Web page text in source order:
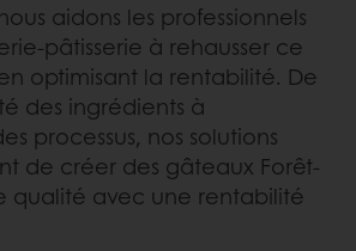
aidons les professionnels
pâtisserie à rehausser ce
optimisant la rentabilité. De
des ingrédients à
processus, nos solutions
de créer des gâteaux Forêt-
qualité avec une rentabilité